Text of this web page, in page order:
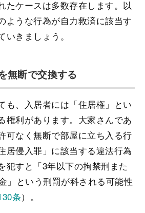
たケースは多数存在します。以
ような行為が自力救済に該当す
きましょう。
無断で交換する
も、入居者には「住居権」とい
権利があります。大家さんであ
可なく無断で部屋に立ち入る行
居侵入罪」に該当する違法行為
犯すと「3年以下の拘禁刑また
」という刑罰が科される可能性
条）。